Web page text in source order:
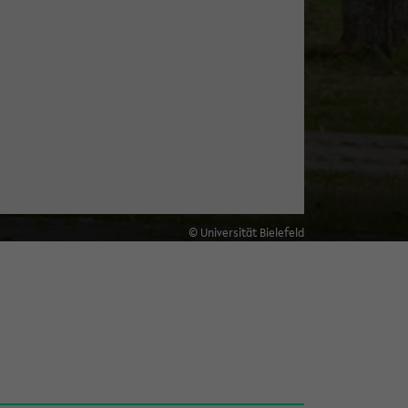
© Universität Bielefeld